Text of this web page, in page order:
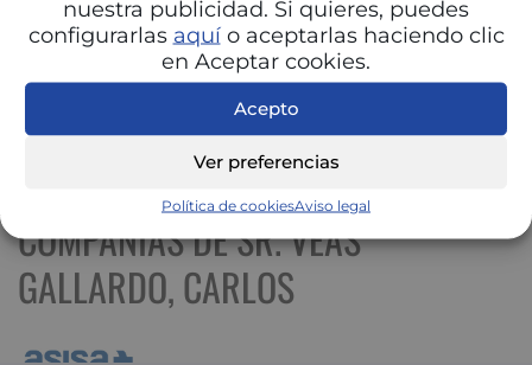
nuestra publicidad. Si quieres, puedes
configurarlas aquío aceptarlas haciendo clic
en Aceptar cookies.
Acepto
Ver preferencias
Política de cookiesAviso legal
COMPAÑÍAS DE SR. VEAS
GALLARDO, CARLOS